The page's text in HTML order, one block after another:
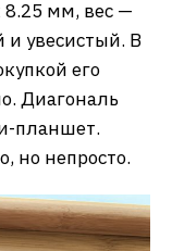
8.25 мм, вес —
увесистый. В
его
Диагональ
планшет.
но непросто.